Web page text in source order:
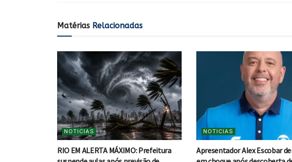
Matérias Relacionadas
NOTICIAS
RIO EM ALERTA MÁXIMO: Prefeitura
NOTICIAS
Apresentador Alex Escobar